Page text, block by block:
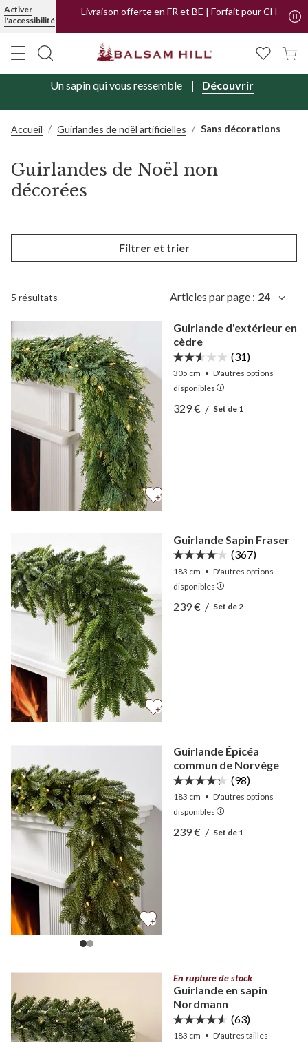
Activer
l'accessibilité
Livraison offerte en FR et BE | Forfait pour CH
Un sapin qui vous ressemble Découvrir
Accueil Guirlandes de noël artificielles Sans décorations
Guirlandes de Noël non
décorées
Filtrer et trier
5 résultats Articles par page : 24
Guirlande d'extérieur en
cèdre
(31)
305 cm • D'autres options
disponibles
Afficher Guirlande
Afficher Guirlande
329 €/ Set de 1
Guirlande Sapin Fraser
(367)
183 cm • D'autres options
disponibles
Afficher Guirlande Sapin
Afficher Guirlande Sapin
239 €/ Set de 2
Guirlande Épicéa
commun de Norvège
(98)
183 cm • D'autres options
disponibles
Afficher Guirlande Épicéa
Afficher Guirlande Épicéa
239 €/ Set de 1
En rupture de stock
Guirlande en sapin
Nordmann
(63)
183 cm • D'autres tailles